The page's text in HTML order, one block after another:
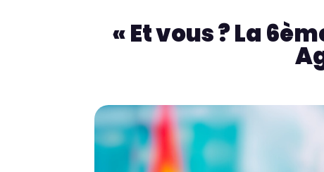
« Et vous ? La